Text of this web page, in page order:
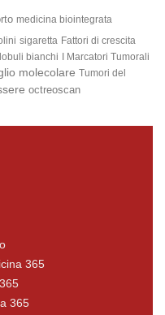
medicina biointegrata
sigaretta Fattori di crescita
bianchi
I Marcatori Tumorali
molecolare Tumori del
octreoscan
365
365